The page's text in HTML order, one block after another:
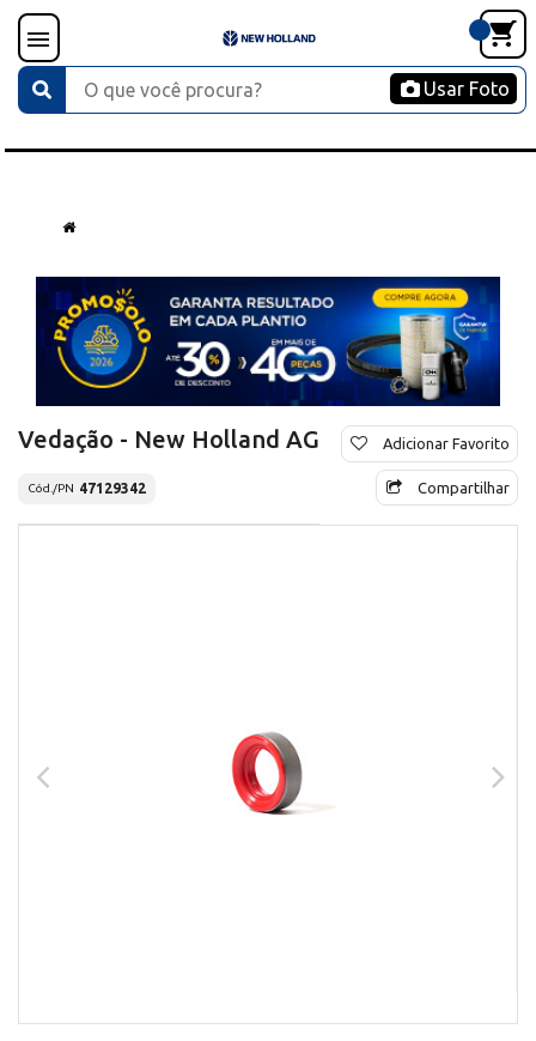
Usar Foto
Vedação - New Holland AG
Cód./PN 47129342
Adicionar Favorito
Compartilhar